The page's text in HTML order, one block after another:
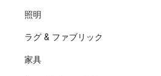
照明
ラグ & ファブリック
家具